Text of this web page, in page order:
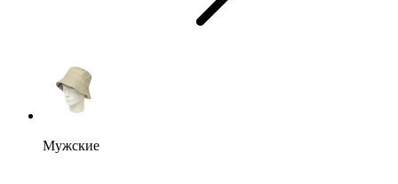
Мужские